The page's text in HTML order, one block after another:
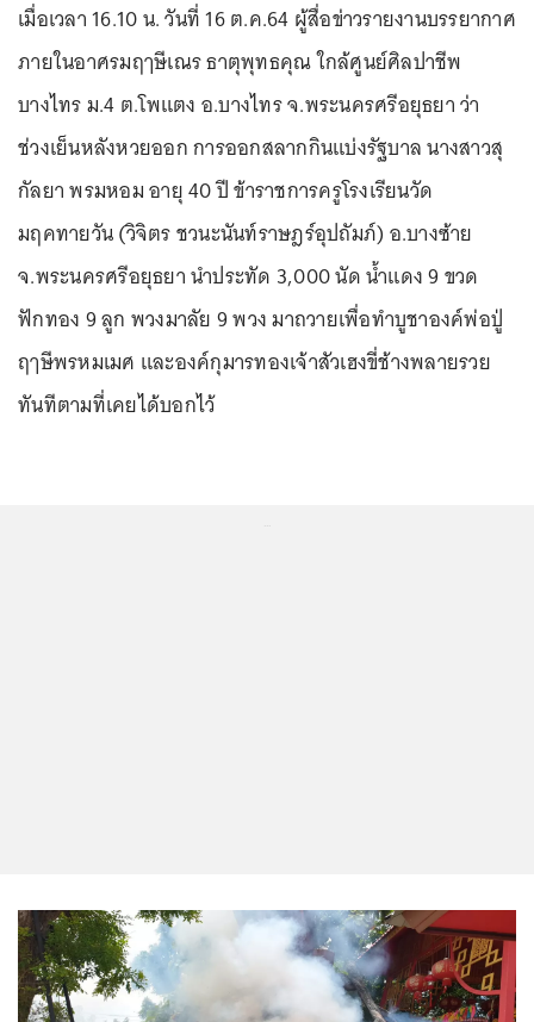
เมื่อเวลา 16.10 น. วันที่ 16 ต.ค.64 ผู้สื่อข่าวรายงานบรรยากาศ
ภายในอาศรมฤๅษีเณร ธาตุพุทธคุณ ใกล้ศูนย์ศิลปาชีพ
บางไทร ม.4 ต.โพแตง อ.บางไทร จ.พระนครศรีอยุธยา ว่า
ช่วงเย็นหลังหวยออก การออกสลากกินแบ่งรัฐบาล นางสาวสุ
กัลยา พรมหอม อายุ 40 ปี ข้าราชการครูโรงเรียนวัด
มฤคทายวัน (วิจิตร ชวนะนันท์ราษฎร์อุปถัมภ์) อ.บางซ้าย
จ.พระนครศรีอยุธยา นำประทัด 3,000 นัด น้ำแดง 9 ขวด
ฟักทอง 9 ลูก พวงมาลัย 9 พวง มาถวายเพื่อทำบูชาองค์พ่อปู่
ฤๅษีพรหมเมศ และองค์กุมารทองเจ้าสัวเฮงขี่ช้างพลายรวย
ทันทีตามที่เคยได้บอกไว้